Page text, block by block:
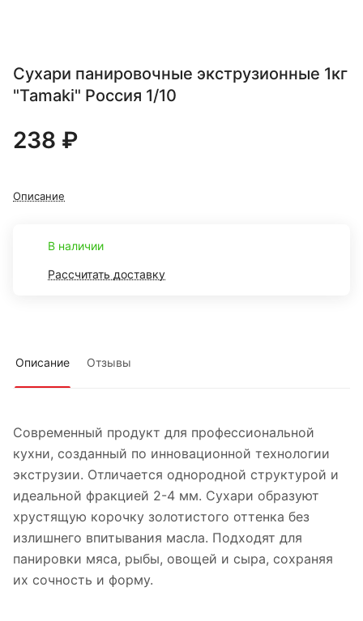
Сухари панировочные экструзионные 1кг
"Tamaki" Россия 1/10
238 ₽
Описание
В наличии
Рассчитать доставку
Описание Отзывы
Современный продукт для профессиональной
кухни, созданный по инновационной технологии
экструзии. Отличается однородной структурой и
идеальной фракцией 2-4 мм. Сухари образуют
хрустящую корочку золотистого оттенка без
излишнего впитывания масла. Подходят для
панировки мяса, рыбы, овощей и сыра, сохраняя
их сочность и форму.